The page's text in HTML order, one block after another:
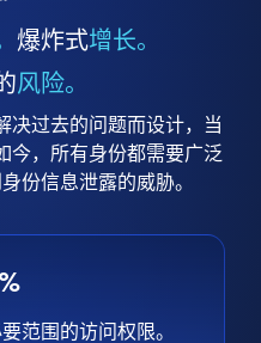
爆炸式增长。
风险。
决过去的问题而设计，当
今，所有身份都需要广泛
份信息泄露的威胁。
范围的访问权限。